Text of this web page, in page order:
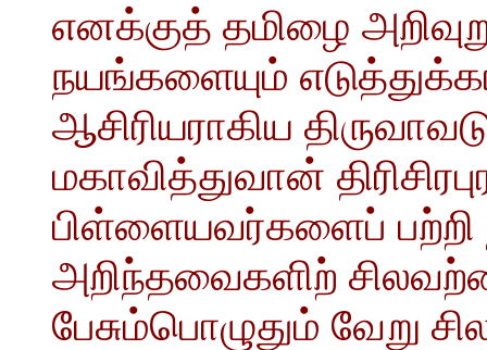
எனக்குத் தமிழை
நயங்களையும்
ஆசிரியராகிய
மகாவித்துவான்
பிள்ளையவர்களைப்
அறிந்தவைகளிற்
பேசும்பொழுதும் வேறு